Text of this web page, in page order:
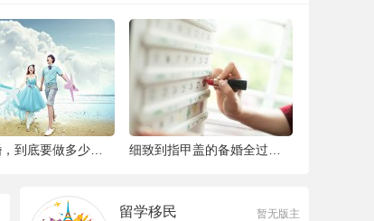
留学移民 暂无版主